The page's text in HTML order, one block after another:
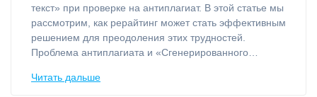
текст» при проверке на антиплагиат. В этой статье мы
рассмотрим, как рерайтинг может стать эффективным
решением для преодоления этих трудностей.
Проблема антиплагиата и «Сгенерированного…
Читать дальше